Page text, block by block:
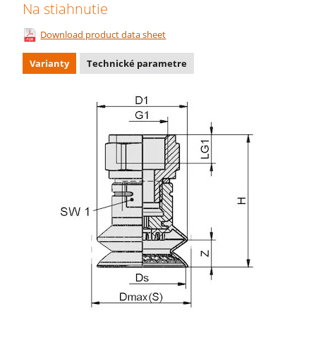
Na stiahnutie
Download product data sheet
Varianty Technické parametre